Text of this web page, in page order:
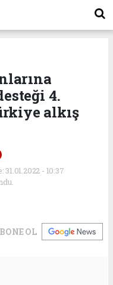
4.
alkış
- 10:37
OL